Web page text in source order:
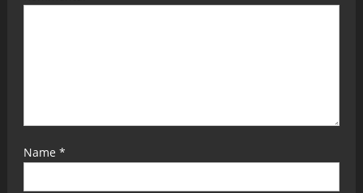
Name *